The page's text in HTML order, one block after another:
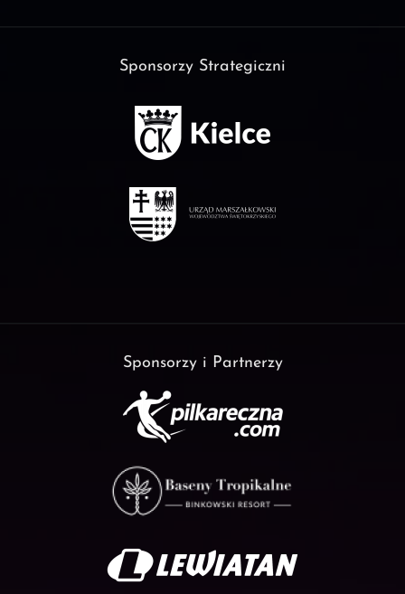
Sponsorzy Strategiczni
Sponsorzy i Partnerzy